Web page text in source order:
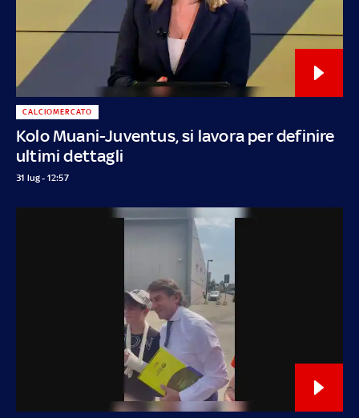
Kolo Muani-Juventus, si lavora per definire
ultimi dettagli
CALCIOMERCATO
31 lug - 12:57